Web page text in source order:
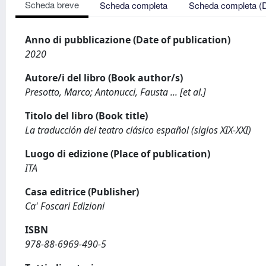
Scheda breve Scheda completa Scheda completa
Anno di pubblicazione (Date of publication)
2020
Autore/i del libro (Book author/s)
Presotto, Marco; Antonucci, Fausta ... [et al.]
Titolo del libro (Book title)
La traducción del teatro clásico español (siglos XIX-XXI)
Luogo di edizione (Place of publication)
ITA
Casa editrice (Publisher)
Ca' Foscari Edizioni
ISBN
978-88-6969-490-5